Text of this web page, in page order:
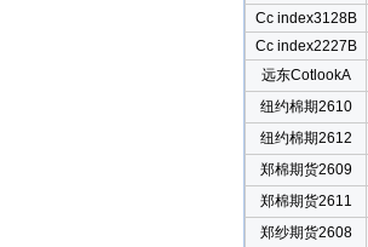
Cc index3128B
Cc index2227B
远东CotlookA
纽约棉期2610
纽约棉期2612
郑棉期货2609
郑棉期货2611
郑纱期货2608